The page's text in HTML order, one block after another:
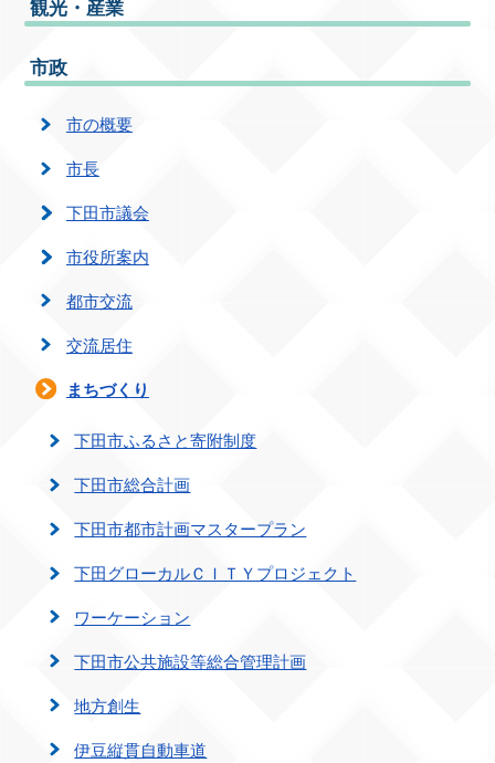
観光・産業
市政
市の概要
市長
下田市議会
市役所案内
都市交流
交流居住
まちづくり
下田市ふるさと寄附制度
下田市総合計画
下田市都市計画マスタープラン
下田グローカルＣＩＴＹプロジェクト
ワーケーション
下田市公共施設等総合管理計画
地方創生
伊豆縦貫自動車道